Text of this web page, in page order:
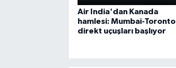
Air India'dan Kanada
hamlesi: Mumbai-Toronto
direkt uçuşları başlıyor